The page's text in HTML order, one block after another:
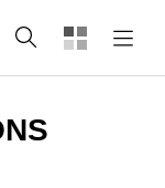
Recherche